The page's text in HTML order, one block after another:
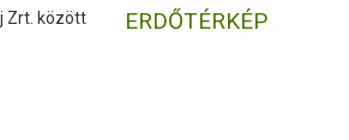
Zrt. között
ERDŐTÉRKÉP